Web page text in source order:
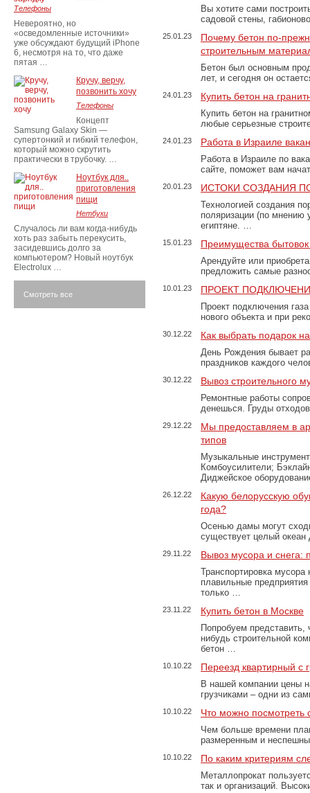
Вы хотите сами
садовой стены,
25.01.23
Почему бетон по-
строительным
Бетон был основным
лет, и сегодня он
24.01.23 Купить бетон на
Купить бетон на
любые серьезные
24.01.23 Работа в Израиле
Работа в Израиле по
сайте, поможет вам
20.01.23 ИСТОКИ СОЗДАНИЯ
Технологией создания
поляризации (по
египтяне. …
15.01.23 Преимущества
Арендуйте или
предложить самые
10.01.23 ПРОЕКТ
Проект подключения
нового объекта и при
30.12.22 Как выбрать подарок
День Рождения бывает
праздников каждого
30.12.22 Вывоз строительного
Ремонтные работы
денешься. Груды
29.12.22
Мы предоставляем в
типов
Музыкальные
Комбоусилители;
Диджейское
26.12.22
Какую белорусскую
года?
Осенью дамы могут
существует целый
29.11.22 Вывоз мусора и
Транспортировка
плавильные
только …
23.11.22 Купить бетон в Москве
Попробуем представить,
нибудь строительной
бетон …
10.10.22 Переезд квартирный с
В нашей компании цены
грузчиками – одни из
10.10.22 Что можно посмотреть
Чем больше времени
размеренным и
10.10.22 По каким критериям
Металлопрокат
так и организаций.
Телефоны
Невероятно, но
«осведомленные источники»
уже обсуждают будущий iPhone
6, несмотря на то, что даже
пятая …
Кручу, верчу,
позвонить хочу
Телефоны
Концепт
Samsung Galaxy Skin —
супертонкий и гибкий телефон,
который можно скрутить
практически в трубочку. …
Ноутбук для..
приготовления
пищи
Нетбуки
Случалось ли вам когда-нибудь
хоть раз забыть перекусить,
засидевшись долго за
компьютером? Новый ноутбук
Electrolux …
Смотреть все